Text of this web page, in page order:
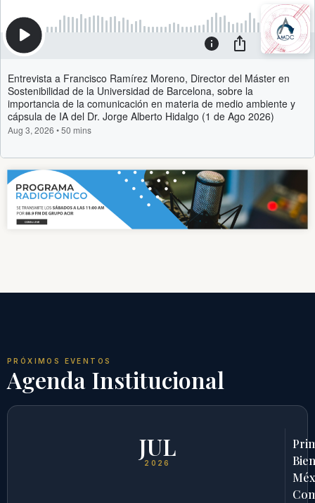
PRÓXIMOS EVENTOS
Agenda Institucional
JUL
2026